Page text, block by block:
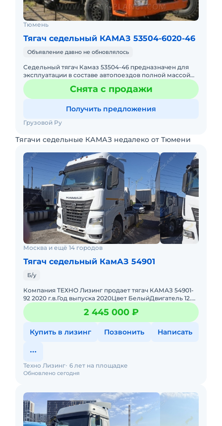
Тюмень
Тягач седельный КАМАЗ 53504-6020-46
Объявление давно не обновлялось
Седельный тягач Камаз 53504-46 предназначен для
эксплуатации в составе автопоездов полной массой
до 38 тонн совместно с полуприцепами по всем видам
Снята с продажи
Получить предложения
Грузовой Ру
Тягачи седельные КАМАЗ недалеко от Тюмени
Москва и ещё 14 городов
Тягач седельный КамАЗ 54901
Б/у
Компания ТЕХНО Лизинг продает тягач КАМАЗ 54901-
92 2020 г.в.Год выпуска 2020Цвет БелыйДвигатель 12.0
л / 450 л.с. / Дизель КАМАЗ, 910.12-450Коробка
Автоматическ
2 445 000 ₽
Купить в лизинг Позвонить Написать
Обновлено сегодня
Техно Лизинг 6 лет на площадке